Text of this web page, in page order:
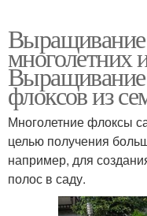
многолетних
флоксов из
Многолетние флоксы
целью получения
например, для
полос в саду.